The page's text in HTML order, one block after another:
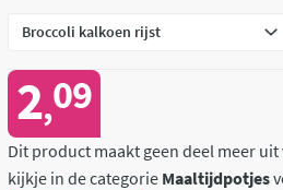
2,09
Dit product maakt geen deel meer
kijkje in de categorie Maaltijdpotjes